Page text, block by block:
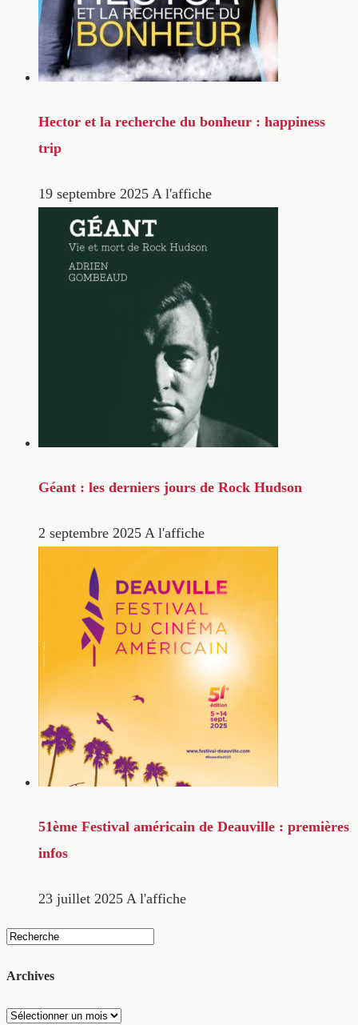
Hector et la recherche du bonheur : happiness
trip
19 septembre 2025 A l'affiche
Géant : les derniers jours de Rock Hudson
2 septembre 2025 A l'affiche
51ème Festival américain de Deauville : premières
infos
23 juillet 2025 A l'affiche
Archives
Archives